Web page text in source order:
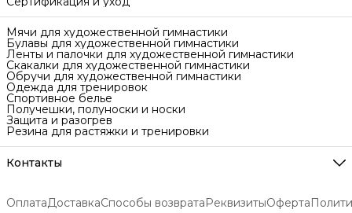
Мячи для художественной гимнастики
Булавы для художественной гимнастики
Ленты и палочки для художественной гимнастики
Скакалки для художественной гимнастики
Обручи для художественной гимнастики
Одежда для тренировок
Спортивное белье
Получешки, полуноски и носки
Защита и разогрев
Резина для растяжки и тренировки
Контакты
Телефон
ОплатаДоставкаСпособы возвратаРеквизитыОферта